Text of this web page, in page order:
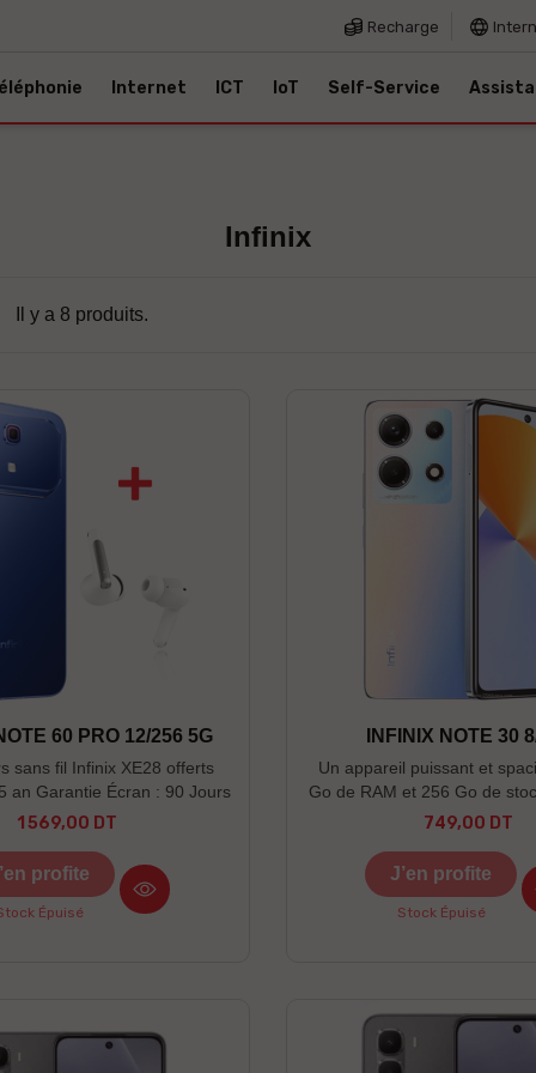
Recharge
Internet ICT IoT Self-Service
Infinix
Il y a 8 produits.
60 PRO 12/256 5G
sans fil Infinix XE28 offerts
an Garantie Écran : 90 Jours
la limite du stock disponible
Prix
1 569,00 DT
profite
Épuisé
INFINIX NOTE 30
Un appareil puissant et
Go de RAM et 256 Go de
pour gérer toutes vos
gaming et la capture de
définition.
Prix
749,00 DT
J’en profite
Stock Épuisé